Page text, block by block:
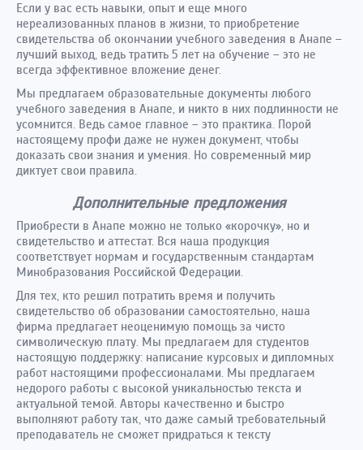
Если у вас есть навыки, опыт и еще много
нереализованных планов в жизни, то приобретение
свидетельства об окончании учебного заведения в Анапе –
лучший выход, ведь тратить 5 лет на обучение – это не
всегда эффективное вложение денег.
Мы предлагаем образовательные документы любого
учебного заведения в Анапе, и никто в них подлинности не
усомнится. Ведь самое главное – это практика. Порой
настоящему профи даже не нужен документ, чтобы
доказать свои знания и умения. Но современный мир
диктует свои правила.
Дополнительные предложения
Приобрести в Анапе можно не только «корочку», но и
свидетельство и аттестат. Вся наша продукция
соответствует нормам и государственным стандартам
Минобразования Российской Федерации.
Для тех, кто решил потратить время и получить
свидетельство об образовании самостоятельно, наша
фирма предлагает неоценимую помощь за чисто
символическую плату. Мы предлагаем для студентов
настоящую поддержку: написание курсовых и дипломных
работ настоящими профессионалами. Мы предлагаем
недорого работы с высокой уникальностью текста и
актуальной темой. Авторы качественно и быстро
выполняют работу так, что даже самый требовательный
преподаватель не сможет придраться к тексту